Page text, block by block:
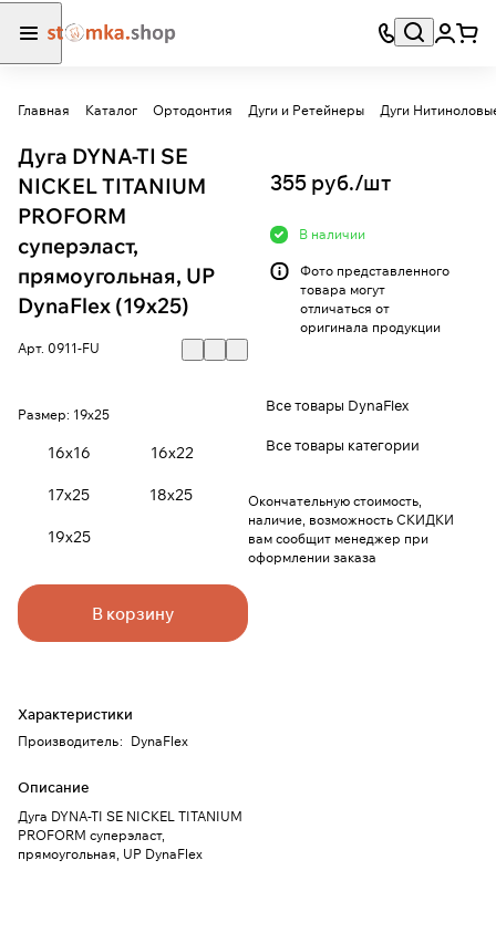
Главная Каталог Ортодонтия Дуги и Ретейнеры Дуги
Дуга DYNA-TI SE
NICKEL TITANIUM
PROFORM
суперэласт,
прямоугольная, UP
DynaFlex (19х25)
Арт. 0911-FU
Размер: 19х25
16х16 16х22
17х25 18х25
19х25
В корзину
Характеристики
Производитель: DynaFlex
Описание
Дуга DYNA-TI SE NICKEL TITANIUM
PROFORM суперэласт,
прямоугольная, UP DynaFlex
355 руб./шт
В наличии
Фото представленного
товара могут
отличаться от
оригинала продукции
Все товары DynaFlex
Все товары категории
Окончательную стоимость,
наличие, возможность СКИДКИ
вам сообщит менеджер при
оформлении заказа